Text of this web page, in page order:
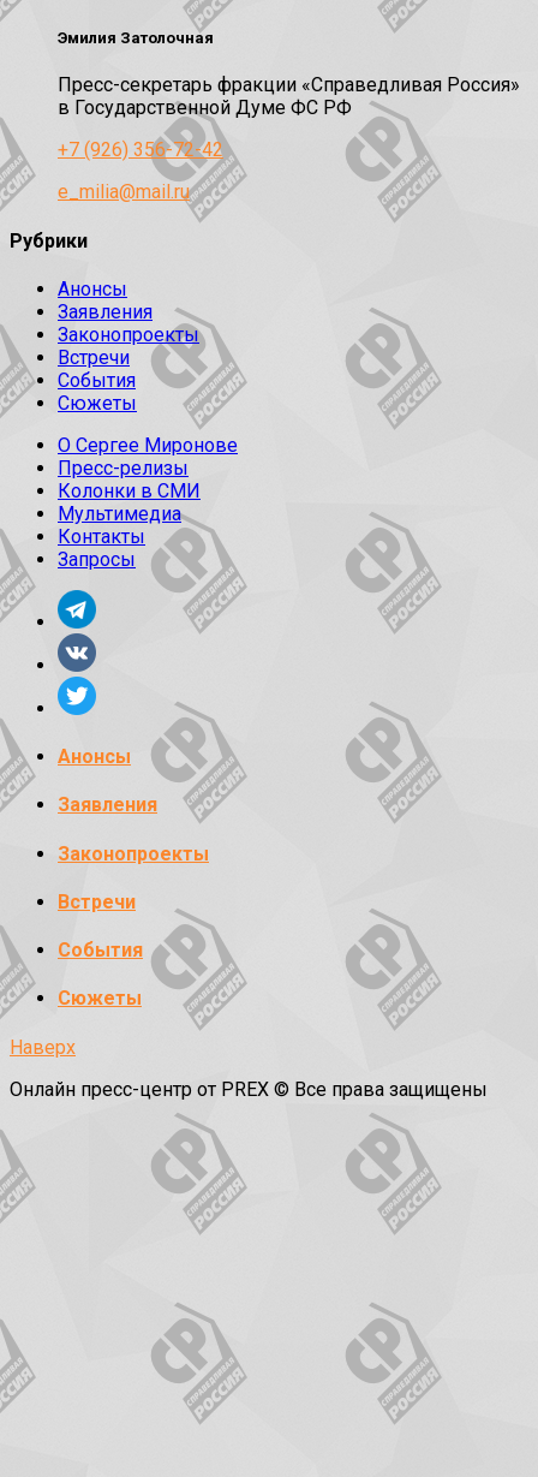
Эмилия Затолочная
Пресс-секретарь фракции «Справедливая Россия»
в Государственной Думе ФС РФ
+7 (926) 356-72-42
e_milia@mail.ru
Рубрики
Анонсы
Заявления
Законопроекты
Встречи
События
Сюжеты
О Сергее Миронове
Пресс-релизы
Колонки в СМИ
Мультимедиа
Контакты
Запросы
Анонсы
Заявления
Законопроекты
Встречи
События
Сюжеты
Наверх
Онлайн пресс-центр от PREX © Все права защищены